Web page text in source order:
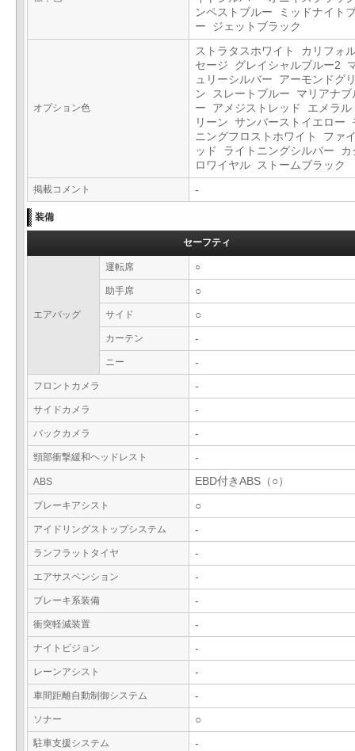
ンペストブルー ミッドナイト
ー ジェットブラック
オプション色
ストラタスホワイト カリフォ
セージ グレイシャルブルー2
ュリーシルバー アーモンドグ
ン スレートブルー マリアナブ
ー アメジストレッド エメラル
リーン サンバーストイエロー
ニングフロストホワイト ファ
ッド ライトニングシルバー カ
ロワイヤル ストームブラック
掲載コメント -
装備
セーフティ
エアバッグ
運転席 ○
助手席 ○
サイド ○
カーテン -
ニー -
フロントカメラ -
サイドカメラ -
バックカメラ -
頸部衝撃緩和ヘッドレスト -
ABS EBD付きABS（○）
ブレーキアシスト ○
アイドリングストップシステム -
ランフラットタイヤ -
エアサスペンション -
ブレーキ系装備 -
衝突軽減装置 -
ナイトビジョン -
レーンアシスト -
車間距離自動制御システム -
ソナー ○
駐車支援システム -